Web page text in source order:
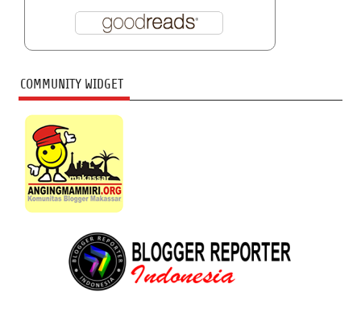
COMMUNITY WIDGET